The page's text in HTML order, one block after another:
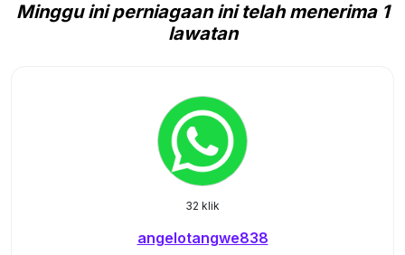
Minggu ini perniagaan ini telah menerima 1
lawatan
32 klik
angelotangwe838